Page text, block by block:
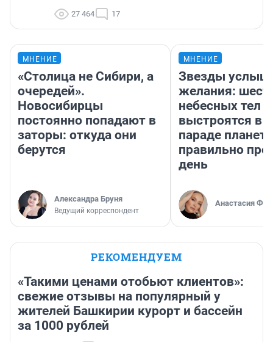
27 464 17
МНЕНИЕ
«Столица не Сибири, а
очередей».
Новосибирцы
постоянно попадают в
заторы: откуда они
берутся
Александра Бруня
Ведущий корреспондент
МНЕНИЕ
Звезды
желания:
небесных тел
выстроятся в
параде планет
правильно
день
Анастасия
РЕКОМЕНДУЕМ
«Такими ценами отобьют клиентов»:
свежие отзывы на популярный у
жителей Башкирии курорт и бассейн
за 1000 рублей